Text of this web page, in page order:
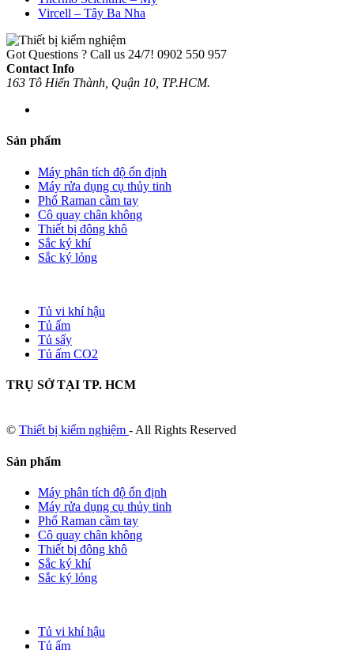
Vircell – Tây Ba Nha
Got Questions ? Call us 24/7! 0902 550 957
Contact Info
163 Tô Hiến Thành, Quận 10, TP.HCM.
Sản phẩm
Máy phân tích độ ổn định
Máy rửa dụng cụ thủy tinh
Phổ Raman cầm tay
Cô quay chân không
Thiết bị đông khô
Sắc ký khí
Sắc ký lỏng
Tủ vi khí hậu
Tủ ấm
Tủ sấy
Tủ ấm CO2
TRỤ SỞ TẠI TP. HCM
© Thiết bị kiểm nghiệm - All Rights Reserved
Sản phẩm
Máy phân tích độ ổn định
Máy rửa dụng cụ thủy tinh
Phổ Raman cầm tay
Cô quay chân không
Thiết bị đông khô
Sắc ký khí
Sắc ký lỏng
Tủ vi khí hậu
Tủ ấm